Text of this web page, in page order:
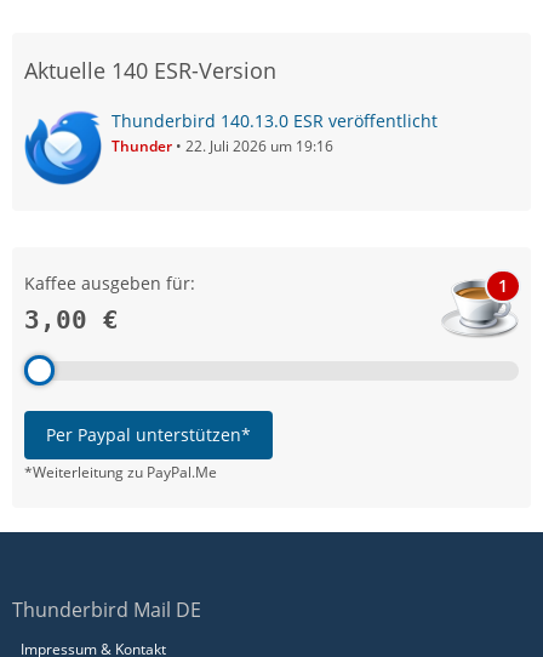
Aktuelle 140 ESR-Version
Thunderbird 140.13.0 ESR veröffentlicht
Thunder 22. Juli 2026 um 19:16
Kaffee ausgeben für:
3,00 €
1
Per Paypal unterstützen*
*Weiterleitung zu PayPal.Me
Thunderbird Mail DE
Impressum & Kontakt